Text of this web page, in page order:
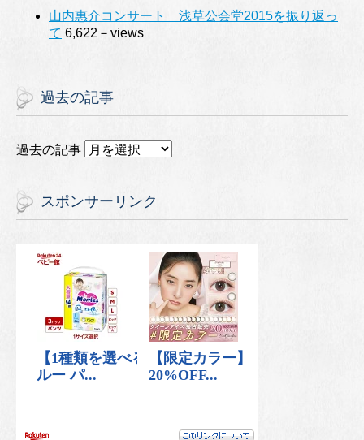
山内惠介コンサート 浅草公会堂2015を振り返っ
て 6,622－views
過去の記事
過去の記事
スポンサーリンク